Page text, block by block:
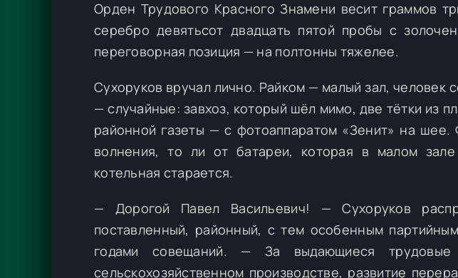
Орден Трудового Красного Знамени весит граммов
серебро девятьсот двадцать пятой пробы с
переговорная позиция — на полтонны тяжелее.
Сухоруков вручал лично. Райком — малый зал, человек
— случайные: завхоз, который шёл мимо, две тётки из
районной газеты — с фотоаппаратом «Зенит» на шее.
волнения, то ли от батареи, которая в малом
котельная старается.
— Дорогой Павел Васильевич! — Сухоруков
поставленный, районный, с тем особенным
годами совещаний. — За выдающиеся трудовые
сельскохозяйственном производстве, развитие